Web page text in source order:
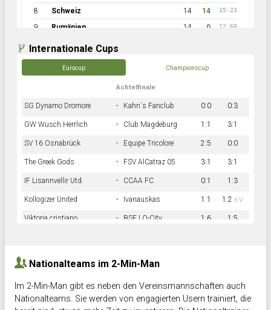
8 Schweiz 14 14 15:23
9 Rumänien 14 0 12:60
Internationale Cups
Eurocup Championscup
Achtelfinale
SG Dynamo Dromore - Kahn´s Fanclub 0:0 0:3
GW Wusch Herrlich - Club Magdeburg 1:1 3:1
SV 16 Osnabrück - Equipe Tricolore 2:5 0:0
The Greek Gods - FSV AlCatraz 05 3:1 3:1
IF Lisannvellir Utd. - CCAA FC 0:1 1:3
Kollogizer United - Ivanauskas 1:1 1:2 n.V.
Viktoria cristiano - BSF LO-City 1:6 1:5
Nationalteams im 2-Min-Man
Im 2-Min-Man gibt es neben den Vereinsmannschaften auch
Nationalteams. Sie werden von engagierten Usern trainiert, die